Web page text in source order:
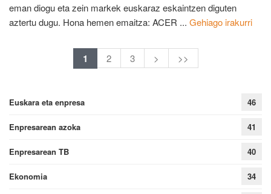
eman diogu eta zein markek euskaraz eskaintzen diguten
aztertu dugu. Hona hemen emaitza: ACER ... Gehiago irakurri
1 2 3 > >>
Euskara eta enpresa 46
Enpresarean azoka 41
Enpresarean TB 40
Ekonomia 34